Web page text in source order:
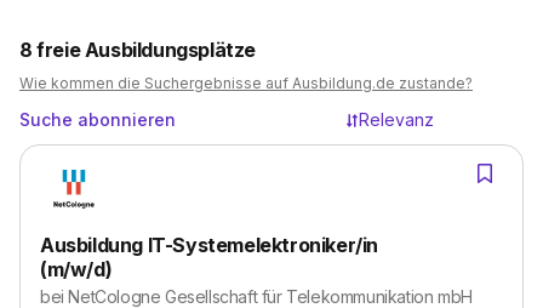
8 freie Ausbildungsplätze
Wie kommen die Suchergebnisse auf Ausbildung.de zustande?
Suche abonnieren Relevanz
Ausbildung IT-Systemelektroniker/in
(m/w/d)
beiNetCologne Gesellschaft für Telekommunikation mbH